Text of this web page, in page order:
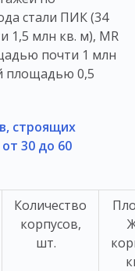
стали ПИК (34
1,5 млн кв. м), MR
почти 1 млн
площадью 0,5
строящих
30 до 60
Количество
корпусов,
шт.